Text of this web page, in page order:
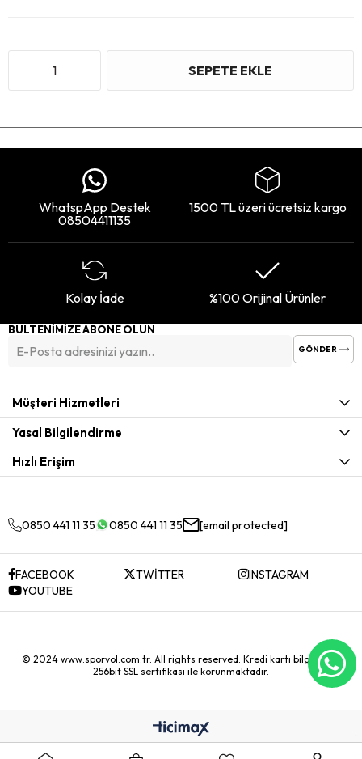
WhatspApp Destek
08504411135
1500 TL üzeri ücretsiz kargo
Kolay İade %100 Orijinal Ürünler
BÜLTENİMİZE ABONE OLUN
GÖNDER
Müşteri Hizmetleri
Yasal Bilgilendirme
Hızlı Erişim
0850 441 11 35 0850 441 11 35 [email protected]
FACEBOOK TWİTTER
INSTAGRAM
YOUTUBE
© 2024 www.sporvol.com.tr. All rights reserved. Kredi kartı bilgileriniz
256bit SSL sertifikası ile korunmaktadır.